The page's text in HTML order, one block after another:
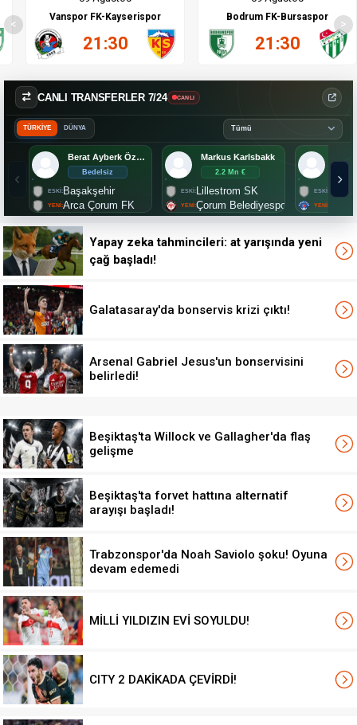
<
Vanspor FK-Kayserispor
21:30
Bodrum FK-Bursaspor
21:30
>
CANLI TRANSFERLER 7/24 CANLI
TÜRKİYE DÜNYA
Berat Ayberk Özdemir
Bedelsiz
Başakşehir
Arca Çorum FK
Markus Karlsbakk
2.2 Mn €
Lillestrom SK
Çorum Belediyespor
Yapay zeka tahmincileri: at yarışında yeni
çağ başladı!
Galatasaray'da bonservis krizi çıktı!
Arsenal Gabriel Jesus'un bonservisini
belirledi!
Beşiktaş'ta Willock ve Gallagher'da flaş
gelişme
Beşiktaş'ta forvet hattına alternatif
arayışı başladı!
Trabzonspor'da Noah Saviolo şoku! Oyuna
devam edemedi
MİLLİ YILDIZIN EVİ SOYULDU!
CITY 2 DAKİKADA ÇEVİRDİ!